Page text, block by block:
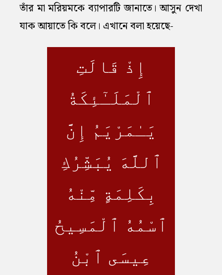
তাঁর মা মরিয়মকে ব্যাপারটি জানাতে। আসুন দেখা
যাক আয়াতে কি বলে। এখানে বলা হয়েছে-
إِذْ قَالَتِ
ٱلْمَلَـٰٓئِكَةُ
يَـٰمَرْيَمُ إِنَّ
ٱللَّهَ يُبَشِّرُكِ
بِكَلِمَةٍ مِّنْهُ
ٱسْمُهُ ٱلْمَسِيحُ
عِيسَى ٱبْنُ